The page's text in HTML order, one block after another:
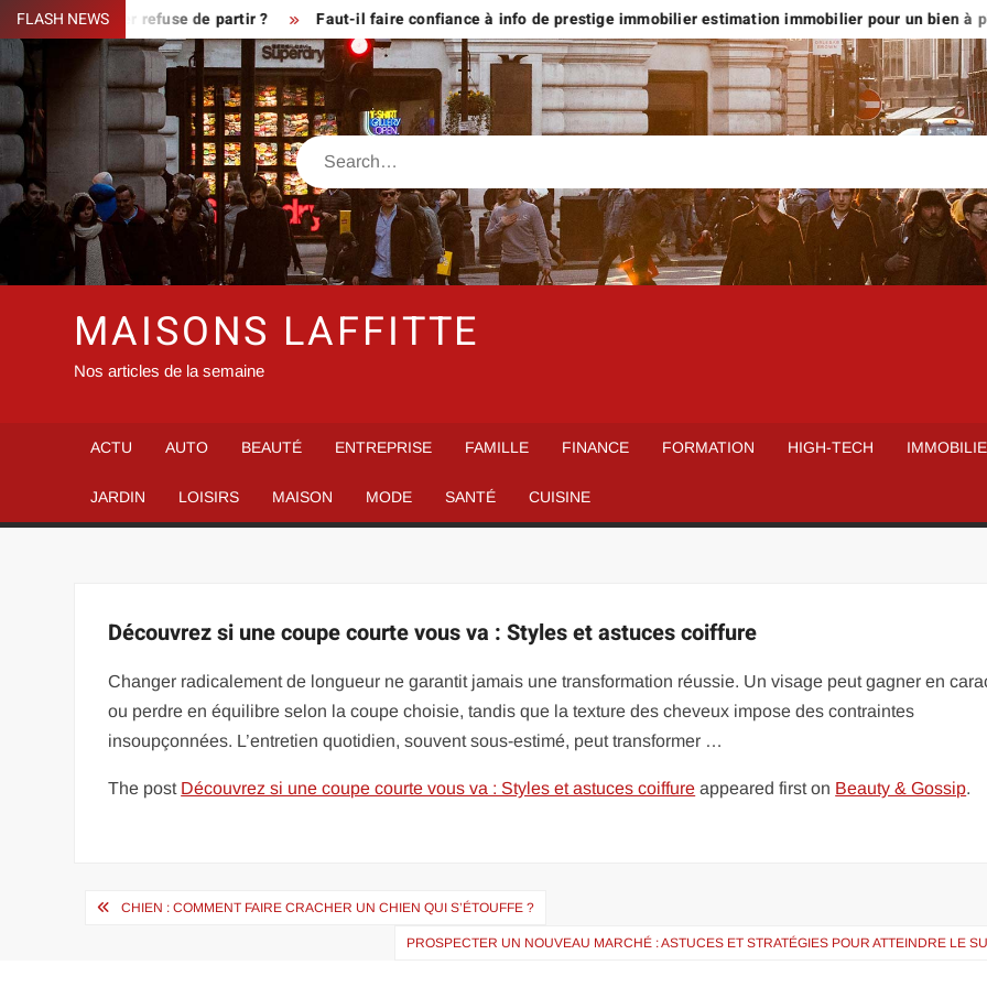
Skip
to
content
FLASH NEWS
le fermier refuse de partir ? Faut-il faire confiance à info de prestige immobilier estimation immobilier pour un bien à plus
Search
MAISONS LAFFITTE
Nos articles de la semaine
ACTU AUTO BEAUTÉ ENTREPRISE FAMILLE FINANCE FORMATION HIGH-TECH
JARDIN LOISIRS MAISON MODE SANTÉ CUISINE
Découvrez si une coupe courte vous va : Styles et astuces coiffure
Changer radicalement de longueur ne garantit jamais une transformation réussie. Un visage peut gagner en
ou perdre en équilibre selon la coupe choisie, tandis que la texture des cheveux impose des contraintes
insoupçonnées. L’entretien quotidien, souvent sous-estimé, peut transformer …
The post Découvrez si une coupe courte vous va : Styles et astuces coiffure appeared first on Beauty & Gossip.
Navigation
CHIEN : COMMENT FAIRE CRACHER UN CHIEN QUI S’ÉTOUFFE ?
PROSPECTER UN NOUVEAU MARCHÉ : ASTUCES ET STRATÉGIES POUR ATTEINDRE LE